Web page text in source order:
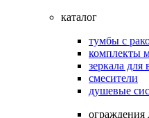
каталог
тумбы с
комплекты
зеркала
смесители
душевые